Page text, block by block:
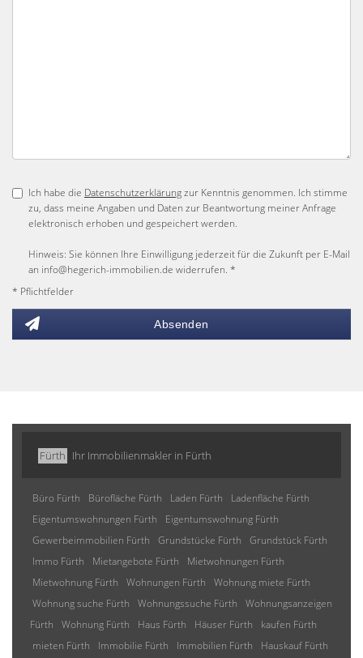
Ich habe die Datenschutzerklärungzur Kenntnis genommen. Ich stimme
zu, dass meine Angaben und Daten zur Beantwortung meiner Anfrage
elektronisch erhoben und gespeichert werden.
Hinweis: Sie können Ihre Einwilligung jederzeit für die Zukunft per E-Mail
an info@hegerich-immobilien.de widerrufen. *
* Pflichtfelder
Absenden
Fürth Ihr Immobilienmakler in Fürth
Büro Fürth Bürofläche Fürth Laden Fürth
Ladenfläche Fürth
Eigentumswohnungen Fürth
Eigentumswohnung Fürth
Gewerbeimmobilien Fürth
Grundstücke Fürth
Grundstück Fürth
Immo Fürth
Mietangebote Fürth
Mietwohnungen Fürth
Mietwohnung Fürth
Wohnungen Fürth
Wohnung miete Fürth
Wohnung suche Fürth
Wohnungssuche Fürth
Wohnungsanzeigen
Fürth
Wohnung Fürth Haus Fürth Häuser Fürth
kaufen Fürth
mieten Fürth
Immobilie Fürth Immobilien Fürth
Hauskauf Fürth